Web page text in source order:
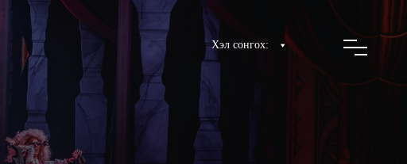
Хэл сонгох: